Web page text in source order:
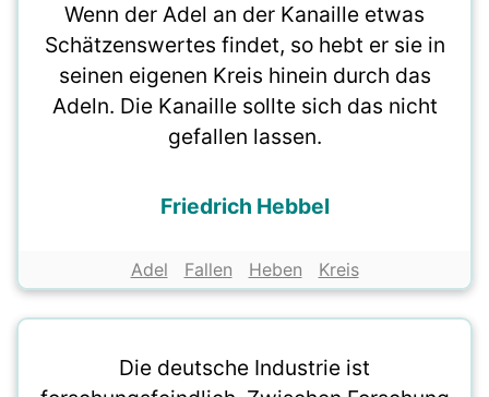
Wenn der Adel an der Kanaille etwas
Schätzenswertes findet, so hebt er sie in
seinen eigenen Kreis hinein durch das
Adeln. Die Kanaille sollte sich das nicht
gefallen lassen.
Friedrich Hebbel
Adel Fallen Heben Kreis
Die deutsche Industrie ist